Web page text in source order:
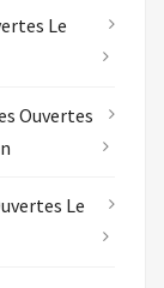
Le
Ouvertes
Le